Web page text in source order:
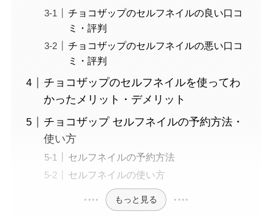
チョコザップのセルフネイルの良い口コ
ミ・評判
チョコザップのセルフネイルの悪い口コ
ミ・評判
チョコザップのセルフネイルを使ってわ
かったメリット・デメリット
チョコザップ セルフネイルの予約方法・
使い方
セルフネイルの予約方法
セルフネイルの使い方
もっと見る